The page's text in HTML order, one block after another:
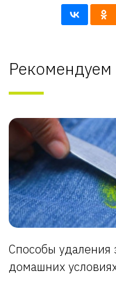
Рекомендуем
Способы удаления
домашних